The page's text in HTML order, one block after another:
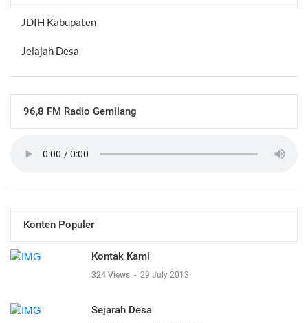
JDIH Kabupaten
Jelajah Desa
96,8 FM Radio Gemilang
Konten Populer
Kontak Kami
324 Views - 29 July 2013
Sejarah Desa